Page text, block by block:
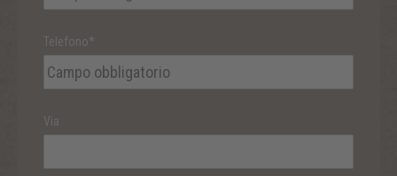
Via
Telefono*